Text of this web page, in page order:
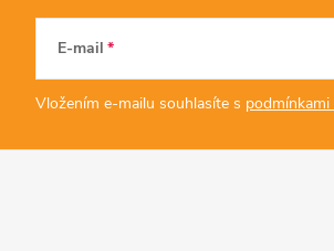
E-mail
Vložením e-mailu souhlasíte s